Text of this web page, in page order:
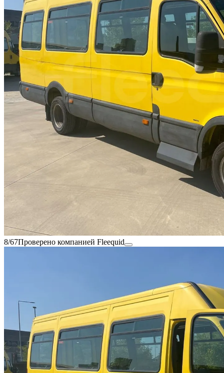
8/67Проверено компанией Fleequid